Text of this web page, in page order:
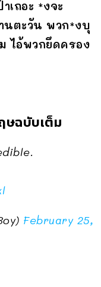
เถอะ *งจะ
นตะวัน พวก*งบุ
ไอ้พวกยึดครอง
ษฉบับเต็ม
February 25,